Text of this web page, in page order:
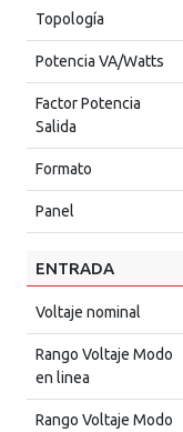
Topología
Potencia VA/Watts
Factor Potencia
Salida
Formato
Panel
ENTRADA
Voltaje nominal
Rango Voltaje Modo
en linea
Rango Voltaje Modo